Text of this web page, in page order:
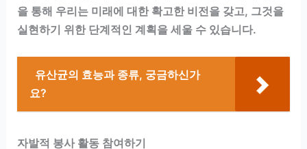
을 통해 우리는 미래에 대한 확고한 비전을 갖고, 그것을
실현하기 위한 단계적인 계획을 세울 수 있습니다.
유산균의 효능과 종류, 궁금하신가
요?
자발적 봉사 활동 참여하기